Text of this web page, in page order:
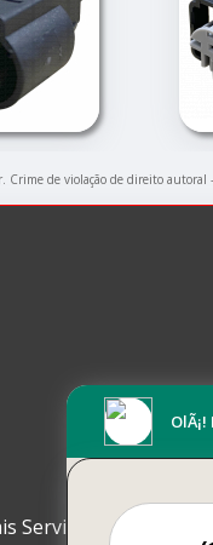
de violação de direito autoral
Serviços